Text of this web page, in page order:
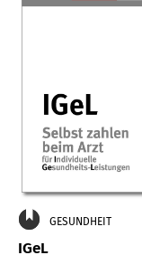
GESUNDHEIT
IGeL